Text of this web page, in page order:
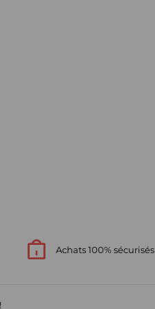
Achats 100% sécurisés